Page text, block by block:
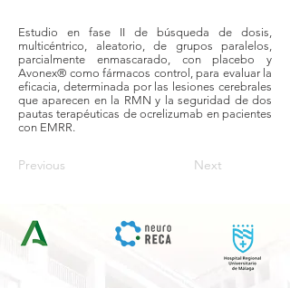
Estudio en fase II de búsqueda de dosis,
multicéntrico, aleatorio, de grupos paralelos,
parcialmente enmascarado, con placebo y
Avonex® como fármacos control, para evaluar la
eficacia, determinada por las lesiones cerebrales
que aparecen en la RMN y la seguridad de dos
pautas terapéuticas de ocrelizumab en pacientes
con EMRR.
Previous Next